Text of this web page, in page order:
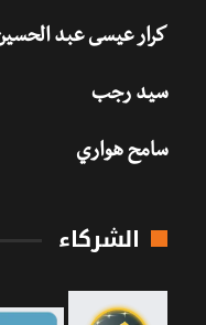
كرار عيسى عبد
سيد رجب
سامح هواري
الشركاء